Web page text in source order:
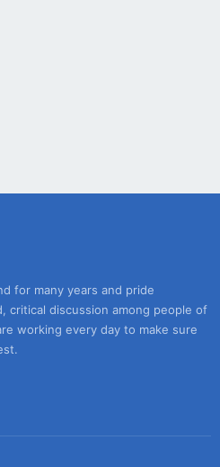
for many years and pride
critical discussion among people of
working every day to make sure